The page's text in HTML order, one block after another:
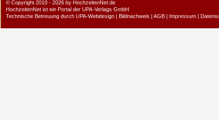
© Copyright 2010 - 2026 by HochzeitenNet.de
HochzeitenNet ist ein Portal der UPA-Verlags GmbH
Technische Betreuung durch UPA-Webdesign | Bildnachweis | AGB | Impressum |